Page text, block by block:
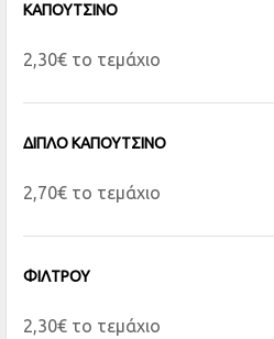
ΚΑΠΟΥΤΣΙΝΟ
2,30€ το τεμάχιο
ΔΙΠΛΟ ΚΑΠΟΥΤΣΙΝΟ
2,70€ το τεμάχιο
ΦΙΛΤΡΟΥ
2,30€ το τεμάχιο